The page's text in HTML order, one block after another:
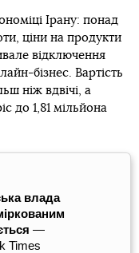
Ірану: понад
ціни на продукти
відключення
бізнес. Вартість
ніж вдвічі, а
до 1,81 мільйона
влада
—
Times